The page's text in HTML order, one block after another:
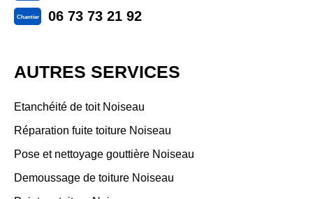
Chantier 06 73 73 21 92
AUTRES SERVICES
Etanchéité de toit Noiseau
Réparation fuite toiture Noiseau
Pose et nettoyage gouttière Noiseau
Demoussage de toiture Noiseau